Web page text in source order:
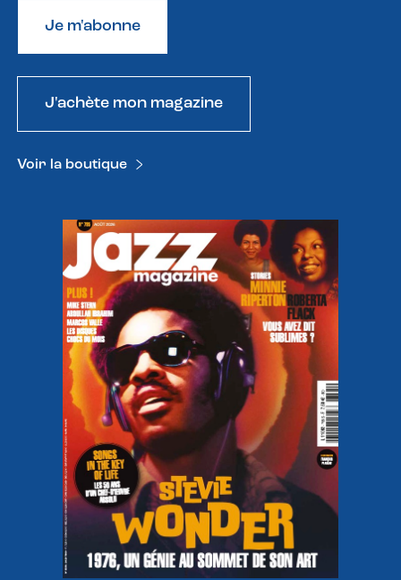
Je m'abonne
J'achète mon magazine
Voir la boutique